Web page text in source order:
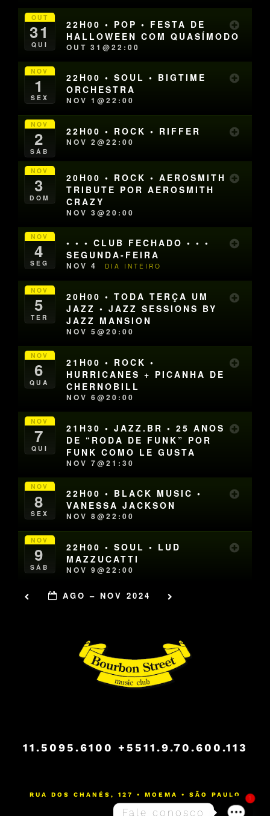
OUT
31
QUI
22H00 • POP • FESTA DE
HALLOWEEN COM QUASÍMODO
OUT 31@22:00
NOV
1
SEX
22H00 • SOUL • BIGTIME
ORCHESTRA
NOV 1@22:00
NOV
2
SÁB
22H00 • ROCK • RIFFER
NOV 2@22:00
NOV
3
DOM
20H00 • ROCK • AEROSMITH
TRIBUTE POR AEROSMITH
CRAZY
NOV 3@20:00
NOV
4
SEG
• • • CLUB FECHADO • • •
SEGUNDA-FEIRA
NOV 4 DIA INTEIRO
NOV
5
TER
20H00 • TODA TERÇA UM
JAZZ • JAZZ SESSIONS BY
JAZZ MANSION
NOV 5@20:00
NOV
6
QUA
21H00 • ROCK •
HURRICANES + PICANHA DE
CHERNOBILL
NOV 6@20:00
NOV
7
QUI
21H30 • JAZZ.BR • 25 ANOS
DE “RODA DE FUNK” POR
FUNK COMO LE GUSTA
NOV 7@21:30
NOV
8
SEX
22H00 • BLACK MUSIC •
VANESSA JACKSON
NOV 8@22:00
NOV
9
SÁB
22H00 • SOUL • LUD
MAZZUCATTI
NOV 9@22:00
AGO – NOV 2024
11.5095.6100 +5511.9.70.600.113
RUA DOS CHANÉS, 127 • MOEMA • SÃO PAULO
Fale conosco
1